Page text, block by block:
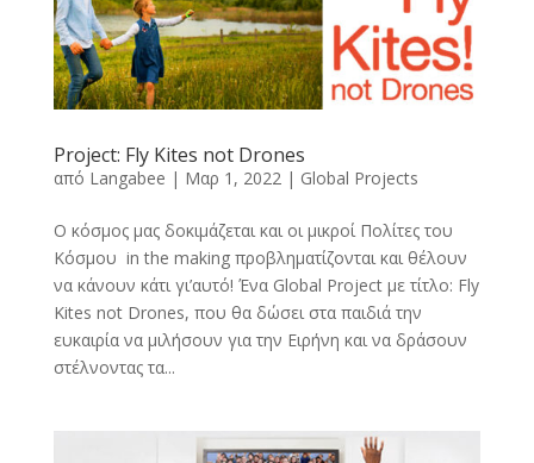
Project: Fly Kites not Drones
από Langabee | Μαρ 1, 2022| Global Projects
Ο κόσμος μας δοκιμάζεται και οι μικροί Πολίτες του
Κόσμου in the making προβληματίζονται και θέλουν
να κάνουν κάτι γι’αυτό! Ένα Global Project με τίτλο: Fly
Kites not Drones, που θα δώσει στα παιδιά την
ευκαιρία να μιλήσουν για την Eιρήνη και να δράσουν
στέλνοντας τα...